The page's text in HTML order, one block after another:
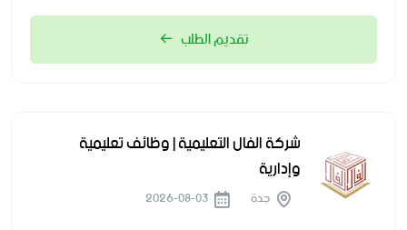
تقديم الطلب
شركة الفال التعليمية | وظائف تعليمية
وإدارية
جدة